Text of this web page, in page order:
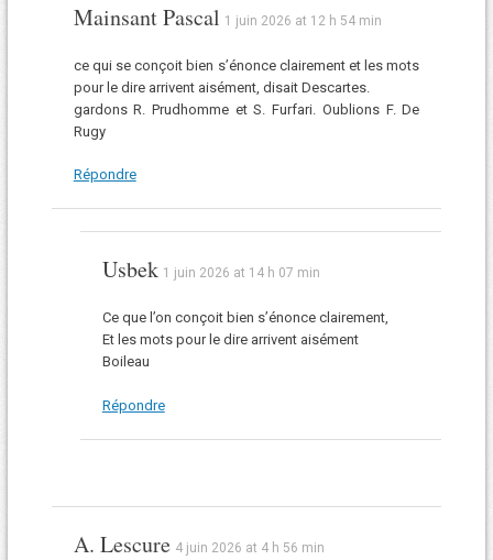
Mainsant Pascal 1 juin 2026 at 12 h 54 min
ce qui se conçoit bien s’énonce clairement et les mots
pour le dire arrivent aisément, disait Descartes.
gardons R. Prudhomme et S. Furfari. Oublions F. De
Rugy
Répondre
Usbek 1 juin 2026 at 14 h 07 min
Ce que l’on conçoit bien s’énonce clairement,
Et les mots pour le dire arrivent aisément
Boileau
Répondre
A. Lescure 4 juin 2026 at 4 h 56 min